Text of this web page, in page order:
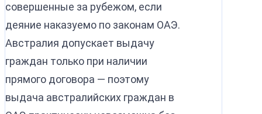
совершенные за рубежом, если
деяние наказуемо по законам ОАЭ.
Австралия допускает выдачу
граждан только при наличии
прямого договора — поэтому
выдача австралийских граждан в